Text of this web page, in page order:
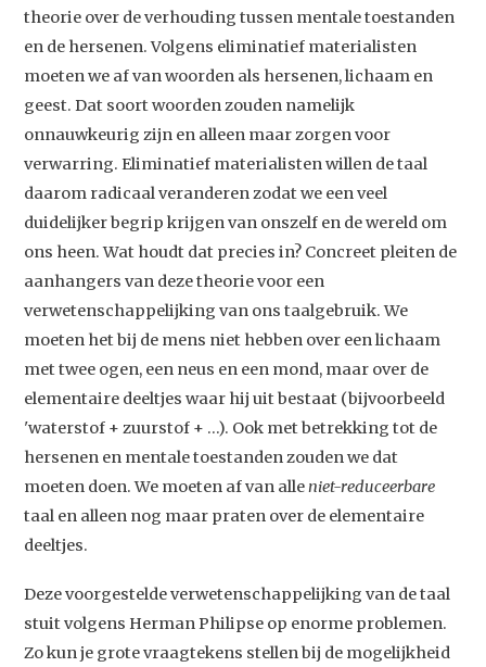
theorie over de verhouding tussen mentale toestanden
en de hersenen. Volgens eliminatief materialisten
moeten we af van woorden als hersenen, lichaam en
geest. Dat soort woorden zouden namelijk
onnauwkeurig zijn en alleen maar zorgen voor
verwarring. Eliminatief materialisten willen de taal
daarom radicaal veranderen zodat we een veel
duidelijker begrip krijgen van onszelf en de wereld om
ons heen. Wat houdt dat precies in? Concreet pleiten de
aanhangers van deze theorie voor een
verwetenschappelijking van ons taalgebruik. We
moeten het bij de mens niet hebben over een lichaam
met twee ogen, een neus en een mond, maar over de
elementaire deeltjes waar hij uit bestaat (bijvoorbeeld
'waterstof + zuurstof + …). Ook met betrekking tot de
hersenen en mentale toestanden zouden we dat
moeten doen. We moeten af van alleniet-reduceerbare
taal en alleen nog maar praten over de elementaire
deeltjes.
Deze voorgestelde verwetenschappelijking van de taal
stuit volgens Herman Philipse op enorme problemen.
Zo kun je grote vraagtekens stellen bij de mogelijkheid